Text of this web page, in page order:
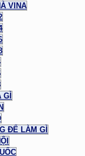
VINA
GÌ
ĐỂ LÀM GÌ